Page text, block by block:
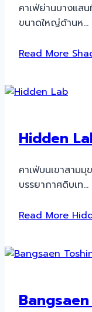
คาเฟ่ย่านบางแส
ขนาดใหญ่ด้านห…
Read More
Hidden
คาเฟ่บนเขาสาม
บรรยากาศดิบเท…
Read More